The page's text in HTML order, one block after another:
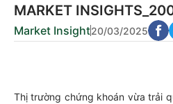
MARKET
Market Insight20/03/2025
Thị trường chứng khoán vừa trải